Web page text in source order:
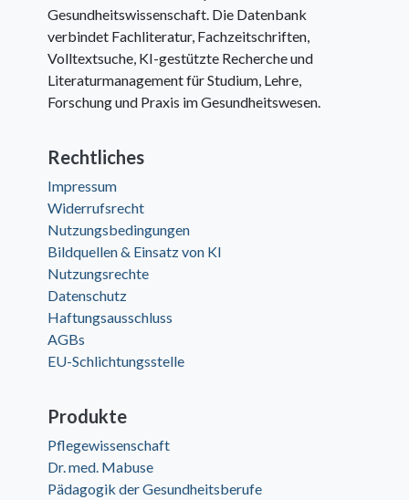
Gesundheitswissenschaft. Die Datenbank
verbindet Fachliteratur, Fachzeitschriften,
Volltextsuche, KI-gestützte Recherche und
Literaturmanagement für Studium, Lehre,
Forschung und Praxis im Gesundheitswesen.
Rechtliches
Impressum
Widerrufsrecht
Nutzungsbedingungen
Bildquellen & Einsatz von KI
Nutzungsrechte
Datenschutz
Haftungsausschluss
AGBs
EU-Schlichtungsstelle
Produkte
Pflegewissenschaft
Dr. med. Mabuse
Pädagogik der Gesundheitsberufe